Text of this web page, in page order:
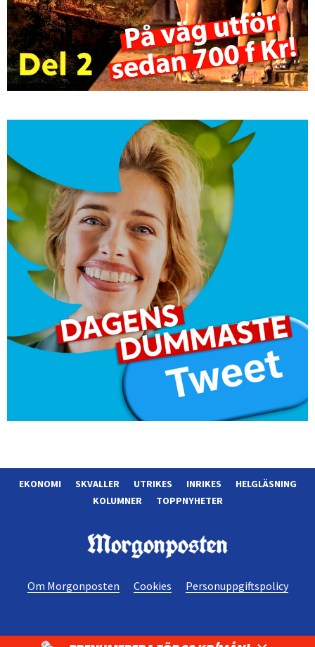
EKONOMI SKVALLER UTRIKES INRIKES
HELGLÄSNING
KOLUMNER
TOPPNYHETER
Om Morgonposten Cookies Personuppgiftspolicy